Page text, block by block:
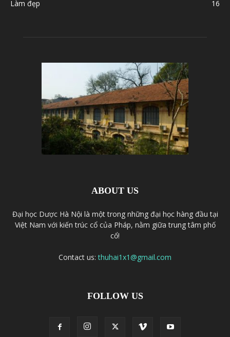
Làm đẹp
16
ABOUT US
Đại học Dược Hà Nội là một trong những đại học hàng đầu tại
Việt Nam với kiến trúc cổ của Pháp, nằm giữa trung tâm phố
cổ!
Contact us:thuhai1x1@gmail.com
FOLLOW US